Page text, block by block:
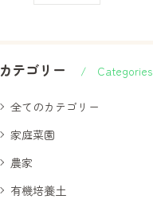
カテゴリー Categories
全てのカテゴリー
家庭菜園
農家
有機培養土